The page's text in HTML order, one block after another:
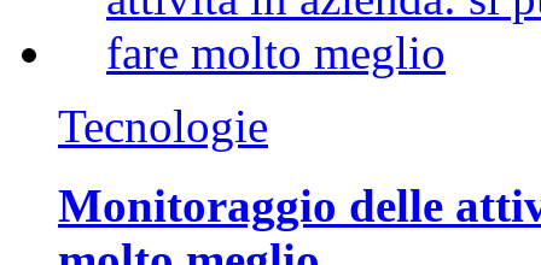
Tecnologie
Monitoraggio delle